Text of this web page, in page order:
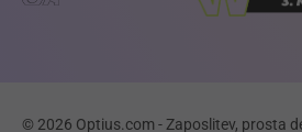
© 2026 Optius.com - Zaposlitev, prosta